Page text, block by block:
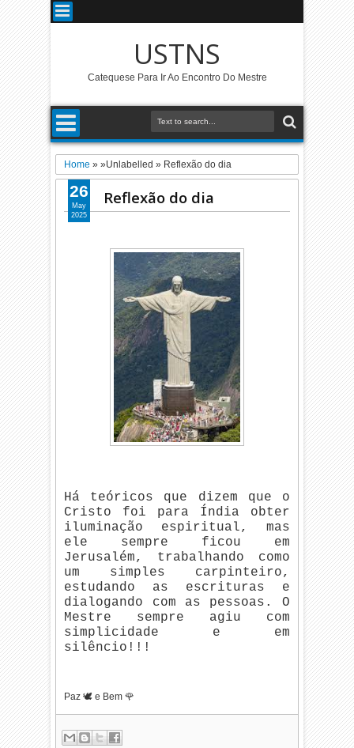
USTNS
Catequese Para Ir Ao Encontro Do Mestre
Home » »Unlabelled » Reflexão do dia
Reflexão do dia
Há teóricos que dizem que o
Cristo foi para Índia obter
iluminação espiritual, mas
ele sempre ficou em
Jerusalém, trabalhando como
um simples carpinteiro,
estudando as escrituras e
dialogando com as pessoas. O
Mestre sempre agiu com
simplicidade e em
silêncio!!!
Paz 🕊️ e Bem 🌹
26
May
2025